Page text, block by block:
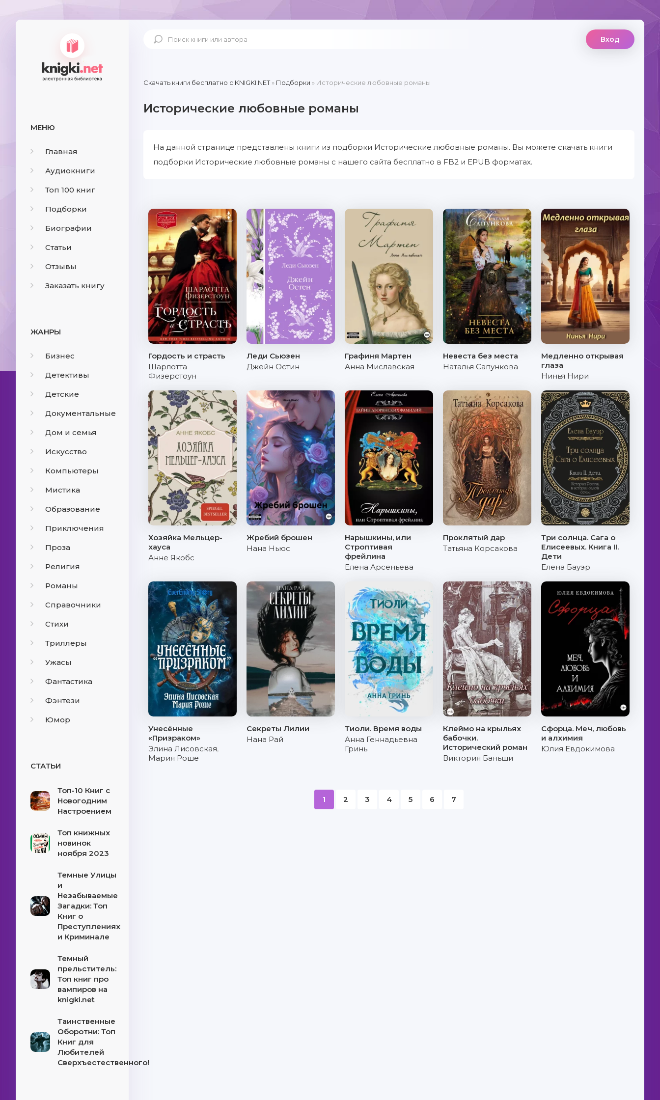
МЕНЮ
Главная
Аудиокниги
Топ 100 книг
Подборки
Биографии
Статьи
Отзывы
Заказать книгу
ЖАНРЫ
Бизнес
Детективы
Детские
Документальные
Дом и семья
Искусство
Компьютеры
Мистика
Образование
Приключения
Проза
Религия
Романы
Справочники
Стихи
Триллеры
Ужасы
Фантастика
Фэнтези
Юмор
СТАТЬИ
Топ-10 Книг с
Новогодним
Настроением
Топ книжных
новинок
ноября 2023
Темные Улицы
и
Незабываемые
Загадки: Топ
Книг о
Преступлениях
и Криминале
Темный
прельститель:
Топ книг про
вампиров на
knigki.net
Таинственные
Оборотни: Топ
Книг для
Любителей
Сверхъестественного!
Вход
Скачать книги бесплатно c KNIGKI.NET» Подборки » Исторические любовные романы
Исторические любовные романы
На данной странице представлены книги из подборки Исторические любовные романы. Вы можете скачать книги
подборки Исторические любовные романы с нашего сайта бесплатно в FB2 и EPUB форматах.
Гордость и страсть
Шарлотта
Физерстоун
Леди Сьюзен
Джейн Остин
Графиня Мартен
Анна Миславская
Невеста без места
Наталья Сапункова
Медленно открывая
глаза
Нинья Нири
Хозяйка Мельцер-
хауса
Анне Якобс
Жребий брошен
Нана Ньюс
Нарышкины, или
Строптивая
фрейлина
Елена Арсеньева
Проклятый дар
Татьяна Корсакова
Три солнца. Сага о
Елисеевых. Книга II.
Дети
Елена Бауэр
Унесённые
«Призраком»
Элина Лисовская,
Мария Роше
Секреты Лилии
Нана Рай
Тиоли. Время воды
Анна Геннадьевна
Гринь
Клеймо на крыльях
бабочки.
Исторический роман
Виктория Баньши
Сфорца. Меч, любовь
и алхимия
Юлия Евдокимова
1 2 3 4 5 6 7